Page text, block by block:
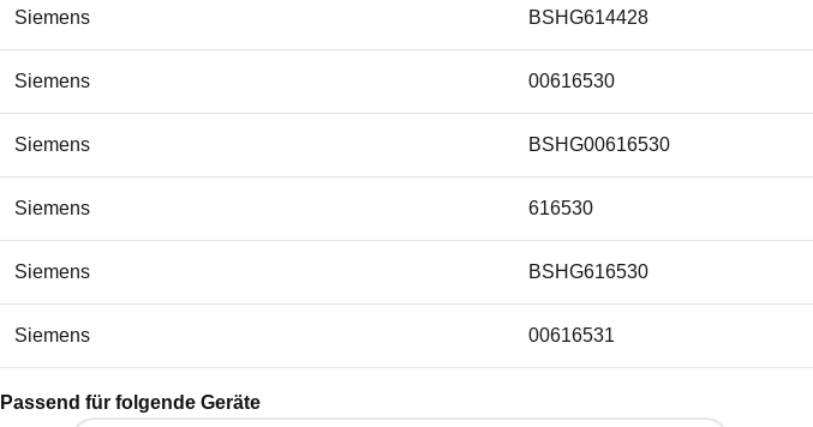
Siemens BSHG614428
Siemens 00616530
Siemens BSHG00616530
Siemens 616530
Siemens BSHG616530
Siemens 00616531
Siemens
Passend für folgende Geräte